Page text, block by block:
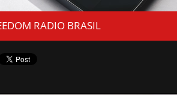
RADIO BRASIL